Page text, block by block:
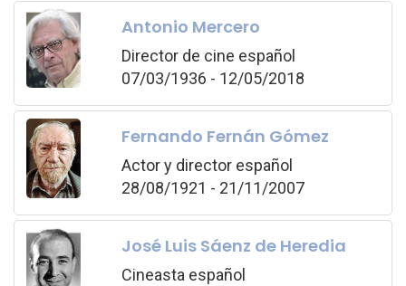
Antonio Mercero
Director de cine español
07/03/1936 - 12/05/2018
Fernando Fernán Gómez
Actor y director español
28/08/1921 - 21/11/2007
José Luis Sáenz de Heredia
Cineasta español